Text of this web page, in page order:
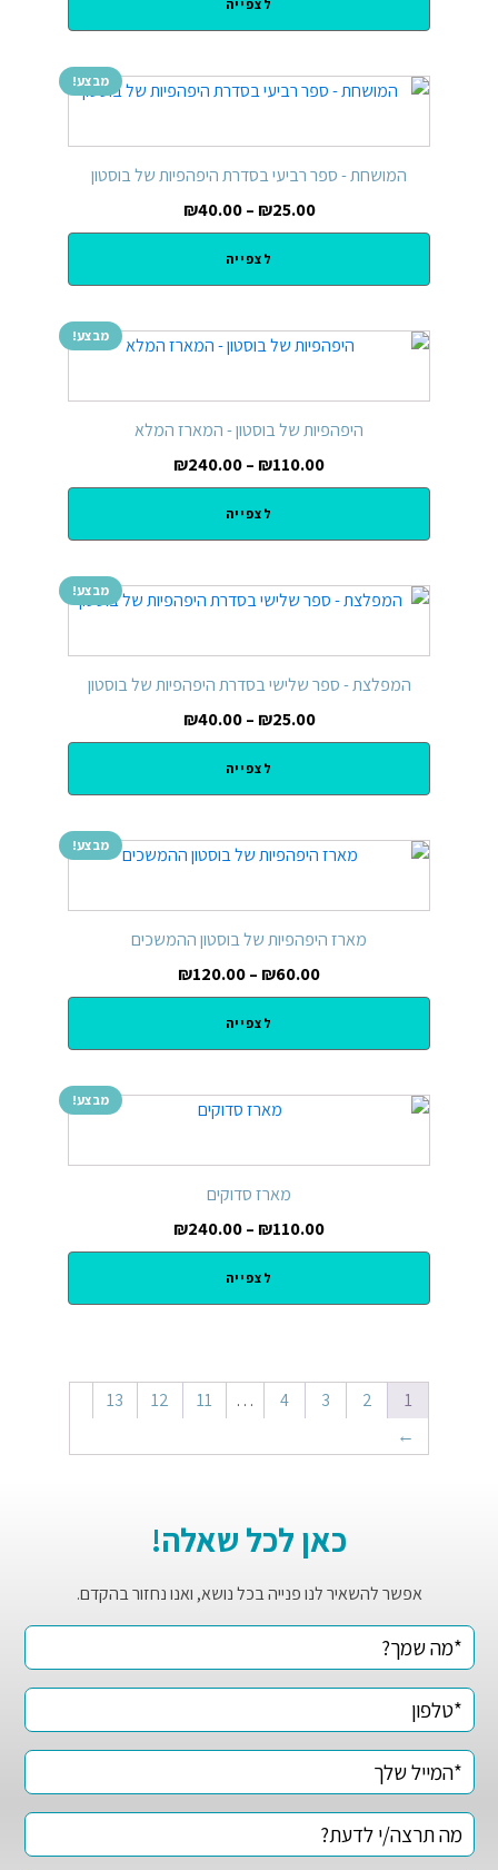
לצפייה
מבצע!
המושחת - ספר רביעי בסדרת היפהפיות של בוסטון
₪25.00
–
₪40.00
לצפייה
מבצע!
היפהפיות של בוסטון - המארז המלא
₪110.00
–
₪240.00
לצפייה
מבצע!
המפלצת - ספר שלישי בסדרת היפהפיות של בוסטון
₪25.00
–
₪40.00
לצפייה
מבצע!
מארז היפהפיות של בוסטון ההמשכים
₪60.00
–
₪120.00
לצפייה
מבצע!
מארז סדוקים
₪110.00
–
₪240.00
לצפייה
1
2
3
4
…
11
12
13
←
כאן לכל שאלה!
אפשר להשאיר לנו פנייה בכל נושא, ואנו נחזור בהקדם.